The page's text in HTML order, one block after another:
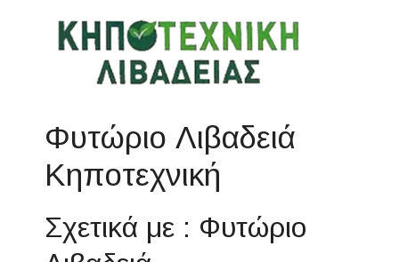
Φυτώριο Λιβαδειά
Κηποτεχνική
Σχετικά με : Φυτώριο